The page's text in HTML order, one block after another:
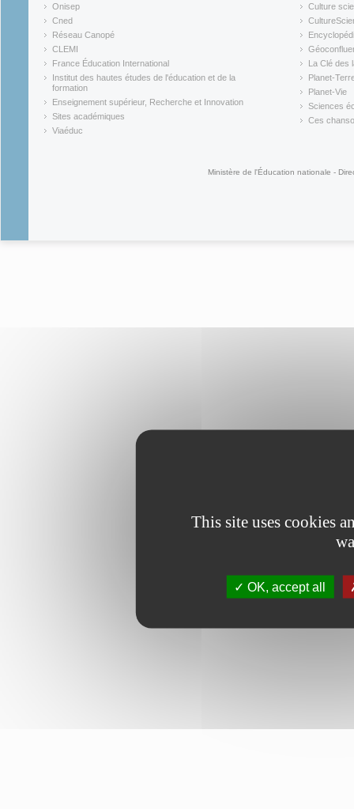
Onisep
(link is external)
Cned
(link is external)
Réseau Canopé
(link is external)
CLEMI
(link is external)
France Éducation International
(link is external)
Institut des hautes études de l'éducation et de la
formation
(link is external)
Enseignement supérieur, Recherche et Innovation
(link is external)
Sites académiques
(link is external)
Viaéduc
Culture
(link is
(link is
(link is
La Clé des
(link is
Planet-
(link is
Planet-Vie
(link is
Sciences
(link is
Ces
Ministère de l'Éducation nationale -
This site uses cookies
OK, accept all